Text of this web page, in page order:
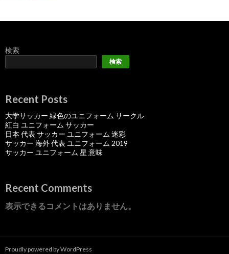
検索
検索
Recent Posts
大学サッカー 緑色のユニフォーム サークル
紅白 ユニフォーム サッカー
日本 代表 サッカー ユニフォーム 迷彩
サッカー 海外 代表 ユニフォーム 2019
サッカー ユニフォーム 星 意味
Recent Comments
表示できるコメントはありません。
Proudly powered by WordPress